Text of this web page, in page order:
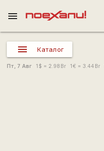
menu
Каталог
Пт, 7 Авг 1 $ = 2.98 Br 1€ = 3.44 Br